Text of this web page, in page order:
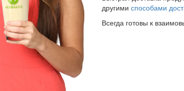
другими способами
Всегда готовы к